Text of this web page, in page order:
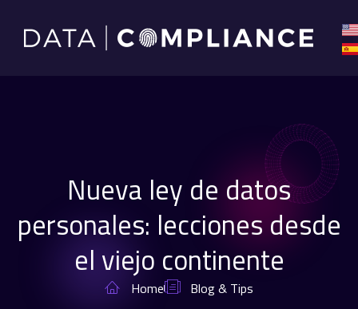
Nueva ley de datos
personales: lecciones desde
el viejo continente
Home Blog & Tips